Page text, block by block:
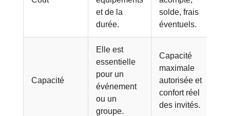
et de la
durée.
solde, frais
éventuels.
Capacité
Elle est
essentielle
pour un
événement
ou un
groupe.
Capacité
maximale
autorisée et
confort réel
des invités.